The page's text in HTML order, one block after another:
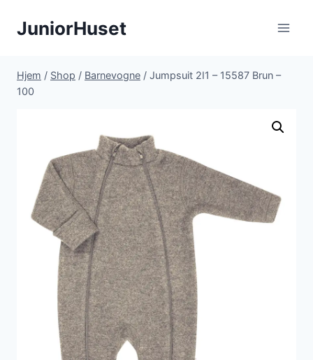
JuniorHuset
Hjem / Shop / Barnevogne / Jumpsuit 2I1 – 15587 Brun –
100